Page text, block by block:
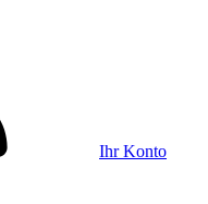
Ihr Konto